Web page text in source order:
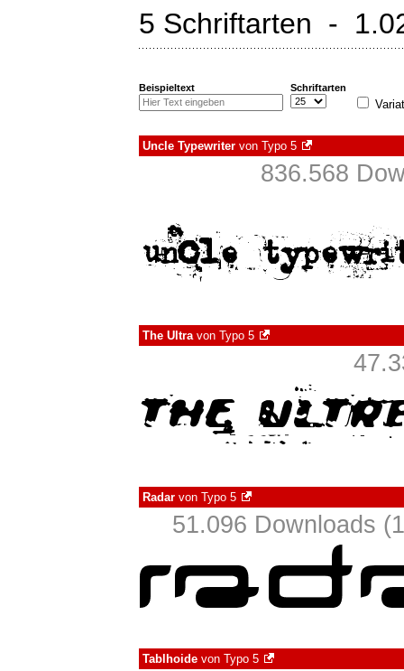
5 Schriftarten -
Beispieltext Schriftarten
Uncle Typewriter von Typo 5
836.568
The Ultravon Typo 5
Radar von Typo 5
51.096 Downloads
Tablhoide von Typo 5